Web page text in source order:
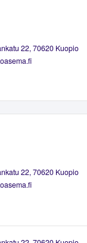
22, 70620 Kuopio
22, 70620 Kuopio